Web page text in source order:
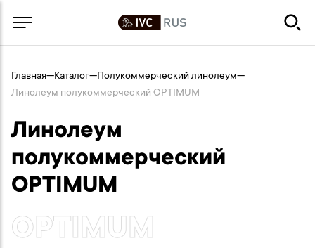
Главная—Каталог—Полукоммерческий линолеум—
Линолеум полукоммерческий OPTIMUM
Линолеум
полукоммерческий
OPTIMUM
OPTIMUM